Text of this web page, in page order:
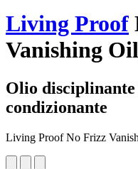
Living Proof
Vanishing
Olio
condizionante
Living Proof No Frizz